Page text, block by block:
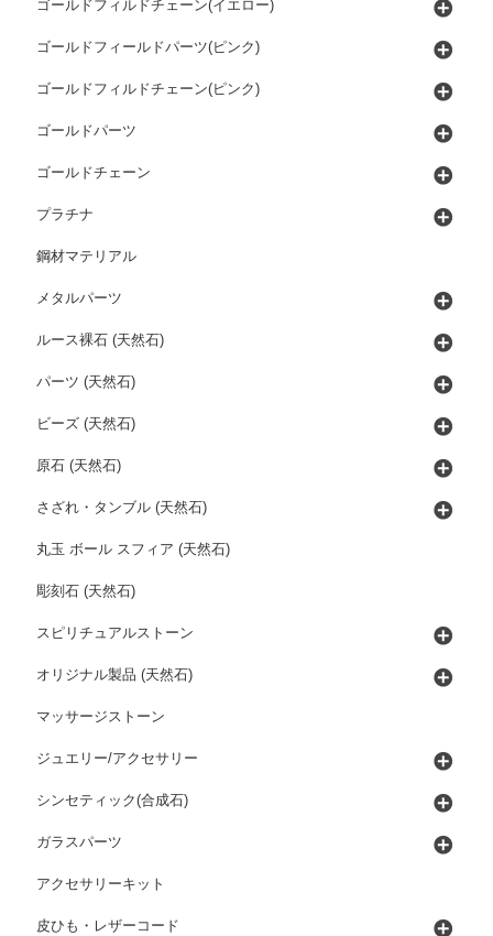
ゴールドフィルドチェーン(イエロー)
ゴールドフィールドパーツ(ピンク)
ゴールドフィルドチェーン(ピンク)
ゴールドパーツ
ゴールドチェーン
プラチナ
鋼材マテリアル
メタルパーツ
ルース裸石 (天然石)
パーツ (天然石)
ビーズ (天然石)
原石 (天然石)
さざれ・タンブル (天然石)
丸玉 ボール スフィア (天然石)
彫刻石 (天然石)
スピリチュアルストーン
オリジナル製品 (天然石)
マッサージストーン
ジュエリー/アクセサリー
シンセティック(合成石)
ガラスパーツ
アクセサリーキット
皮ひも・レザーコード